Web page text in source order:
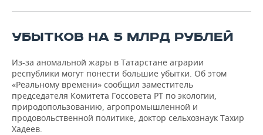
ХОККЕЙ С МЯЧОМ
ПРОИСШЕСТВИЯ
УБЫТКОВ НА 5 МЛРД РУБЛЕЙ
Из-за аномальной жары в Татарстане аграрии
республики могут понести большие убытки. Об этом
«Реальному времени» сообщил заместитель
председателя Комитета Госсовета РТ по экологии,
природопользованию, агропромышленной и
продовольственной политике, доктор сельхознаук Тахир
Хадеев.